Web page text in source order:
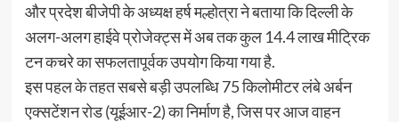
और प्रदेश बीजेपी के अध्यक्ष हर्ष मल्होत्रा ने बताया कि दिल्ली के
अलग-अलग हाईवे प्रोजेक्ट्स में अब तक कुल 14.4 लाख मीट्रिक
टन कचरे का सफलतापूर्वक उपयोग किया गया है.
इस पहल के तहत सबसे बड़ी उपलब्धि 75 किलोमीटर लंबे अर्बन
एक्सटेंशन रोड (यूईआर-2) का निर्माण है, जिस पर आज वाहन